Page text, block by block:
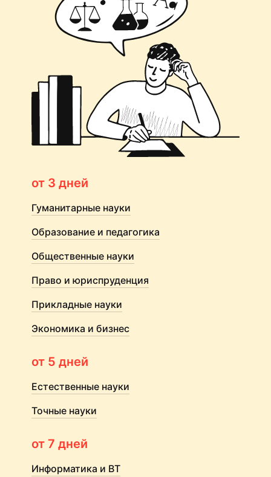
от 3 дней
Гуманитарные науки
Образование и педагогика
Общественные науки
Право и юриспруденция
Прикладные науки
Экономика и бизнес
от 5 дней
Естественные науки
Точные науки
от 7 дней
Информатика и ВТ